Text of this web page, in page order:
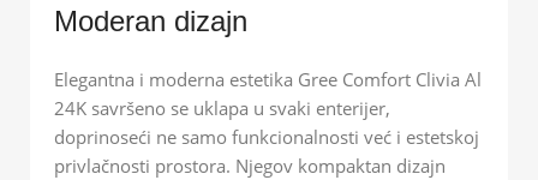
Moderan dizajn
Elegantna i moderna estetika Gree Comfort Clivia Al
24K savršeno se uklapa u svaki enterijer,
doprinoseći ne samo funkcionalnosti već i estetskoj
privlačnosti prostora. Njegov kompaktan dizajn